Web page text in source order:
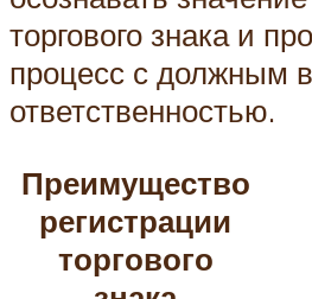
торгового знака и
процесс с должным
ответственностью.
Преимущество
регистрации
торгового